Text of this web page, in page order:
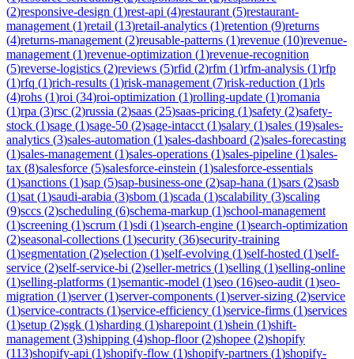
(2)responsive-design (1)rest-api (4)restaurant (5)restaurant-
management (1)retail (13)retail-analytics (1)retention (9)returns
(4)returns-management (2)reusable-patterns (1)revenue (10)revenue-
management (1)revenue-optimization (1)revenue-recognition
(5)reverse-logistics (2)reviews (5)rfid (2)rfm (1)rfm-analysis (1)rfp
(1)rfq (1)rich-results (1)risk-management (7)risk-reduction (1)rls
(4)rohs (1)roi (34)roi-optimization (1)rolling-update (1)romania
(1)rpa (3)rsc (2)russia (2)saas (25)saas-pricing (1)safety (2)safety-
stock (1)sage (1)sage-50 (2)sage-intacct (1)salary (1)sales (19)sales-
analytics (3)sales-automation (1)sales-dashboard (2)sales-forecasting
(1)sales-management (1)sales-operations (1)sales-pipeline (1)sales-
tax (8)salesforce (5)salesforce-einstein (1)salesforce-essentials
(1)sanctions (1)sap (5)sap-business-one (2)sap-hana (1)sars (2)sasb
(1)sat (1)saudi-arabia (3)sbom (1)scada (1)scalability (3)scaling
(9)sccs (2)scheduling (6)schema-markup (1)school-management
(1)screening (1)scrum (1)sdi (1)search-engine (1)search-optimization
(2)seasonal-collections (1)security (36)security-training
(1)segmentation (2)selection (1)self-evolving (1)self-hosted (1)self-
service (2)self-service-bi (2)seller-metrics (1)selling (1)selling-online
(1)selling-platforms (1)semantic-model (1)seo (16)seo-audit (1)seo-
migration (1)server(1)server-components (1)server-sizing (2)service
(1)service-contracts (1)service-efficiency (1)service-firms (1)services
(1)setup (2)sgk (1)sharding (1)sharepoint (1)shein (1)shift-
management (3)shipping (4)shop-floor(2)shopee (2)shopify
(113)shopify-api (1)shopify-flow (1)shopify-partners (1)shopify-